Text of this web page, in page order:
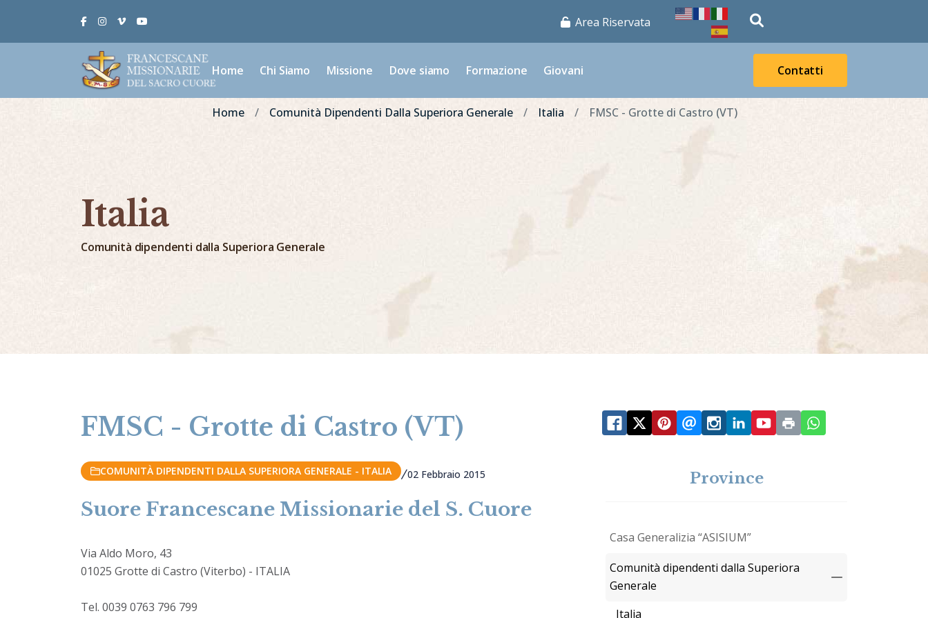
FacebookInstagram
Vimeo Area Riservata
magnifying-
glass
Home Chi Siamo Missione Dove siamo Formazione Giovani Contatti
Home Comunità Dipendenti Dalla Superiora Generale Italia FMSC - Grotte di Castro (VT)
Italia
Comunità dipendenti dalla Superiora Generale
FMSC - Grotte di Castro (VT)
COMUNITÀ DIPENDENTI DALLA SUPERIORA GENERALE - ITALIA 02 Febbraio 2015
Suore Francescane Missionarie del S. Cuore
Via Aldo Moro, 43
01025 Grotte di Castro (Viterbo) - ITALIA
Tel. 0039 0763 796 799
Province
Casa Generalizia “ASISIUM”
Comunità dipendenti dalla Superiora
Generale
Italia